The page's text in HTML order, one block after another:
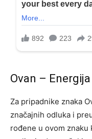
Ovan –
Za pripadnike znaka
značajnih odluka i
rođene u ovom